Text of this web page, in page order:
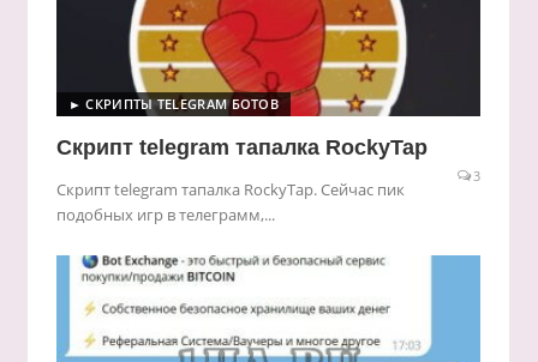
► СКРИПТЫ TELEGRAM БОТОВ
Скрипт telegram тапалка RockyTap
3
Скрипт telegram тапалка RockyTap. Сейчас пик
подобных игр в телеграмм,...